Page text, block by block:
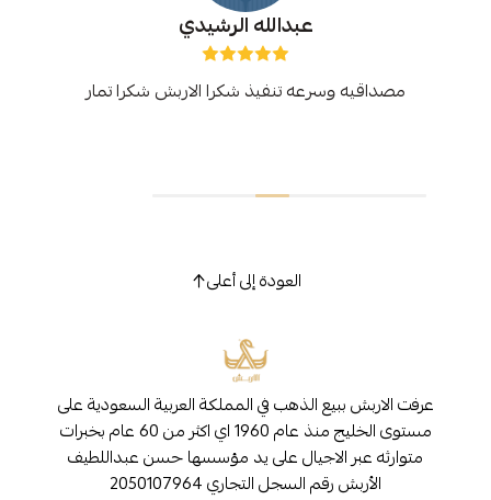
عبدالله الرشيدي
مصداقيه وسرعه تنفيذ شكرا الاربش شكرا تمار
العودة إلى أعلى
عرفت الاربش ببيع الذهب في المملكة العربية السعودية على
مستوى الخليج منذ عام 1960 اي اكثر من 60 عام بخبرات
متوارثه عبر الاجيال على يد مؤسسها حسن عبداللطيف
الأربش رقم السجل التجاري 2050107964